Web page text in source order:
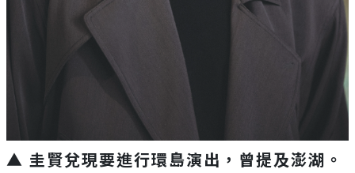
▲ 圭賢兌現要進行環島演出，曾提及澎湖。